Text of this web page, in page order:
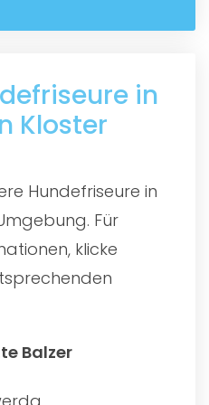
in
Kloster
Hundefriseure in
Für
klicke
Balzer